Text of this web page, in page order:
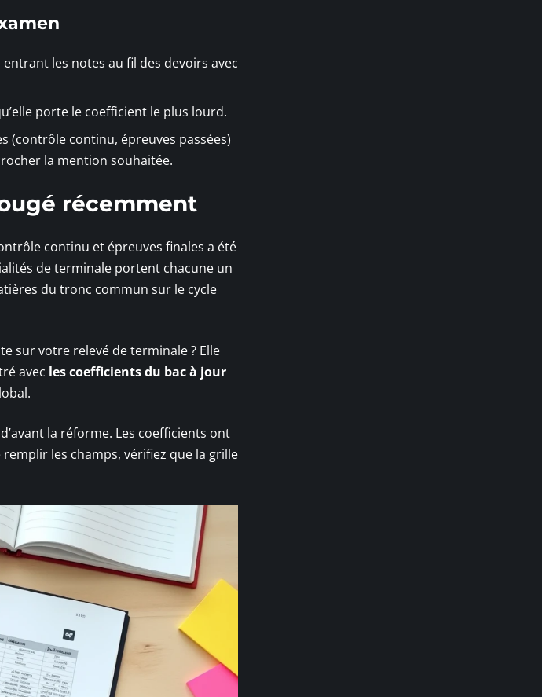
les notes au fil des devoirs avec
porte le coefficient le plus lourd.
(contrôle continu, épreuves passées)
la mention souhaitée.
récemment
continu et épreuves finales a été
de terminale portent chacune un
du tronc commun sur le cycle
sur votre relevé de terminale ? Elle
avec les coefficients du bac à jour
la réforme. Les coefficients ont
les champs, vérifiez que la grille